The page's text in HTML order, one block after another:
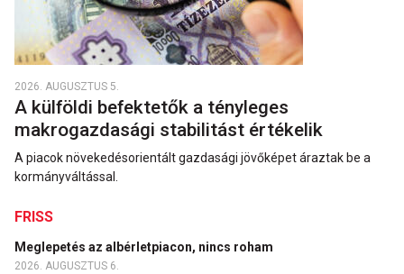
2026. AUGUSZTUS 5.
A külföldi befektetők a tényleges
makrogazdasági stabilitást értékelik
A piacok növekedésorientált gazdasági jövőképet áraztak be a
kormányváltással.
FRISS
Meglepetés az albérletpiacon, nincs roham
2026. AUGUSZTUS 6.